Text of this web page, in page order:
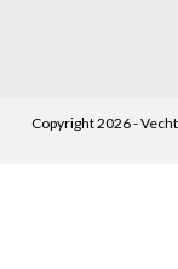
Copyright 2026 -